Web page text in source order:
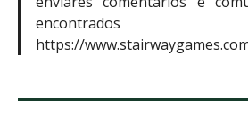
https://